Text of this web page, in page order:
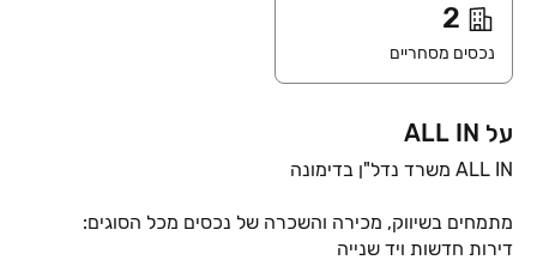
2
נכסים מסחריים
על ALL IN